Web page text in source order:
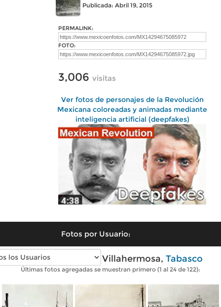
Publicada: Abril 19, 2015
PERMALINK:
FOTO:
3,006 visitas
Ver fotos de personajes de la Revolución
Mexicana coloreadas y animadas mediante
inteligencia artificial (deepfakes)
Fotos por Usuario:
Fotos antiguas de Villahermosa, Tabasco
Últimas fotos agregadas se muestran primero (1 al 24 de 122):